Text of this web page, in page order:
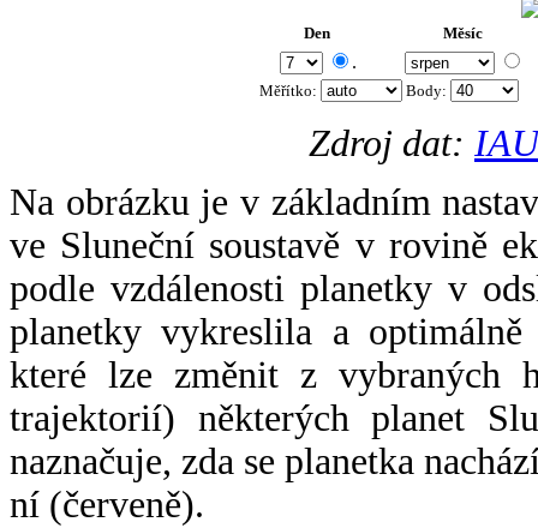
Den Měsíc
.
Měřítko: Body:
Zdroj dat:
Na obrázku je v základním
ve Sluneční soustavě v rovině
podle vzdálenosti planetky v
planetky vykreslila a
které lze změnit z vybraných
trajektorií) některých planet
naznačuje, zda se planetka
ní (červeně).